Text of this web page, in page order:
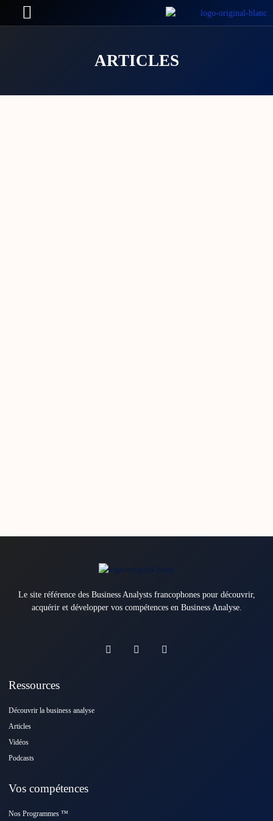
ARTICLES
Le site référence des Business Analysts francophones pour découvrir,
acquérir et développer vos compétences en Business Analyse.
Ressources
Découvrir la business analyse
Articles
Vidéos
Podcasts
Vos compétences
Nos Programmes ™️